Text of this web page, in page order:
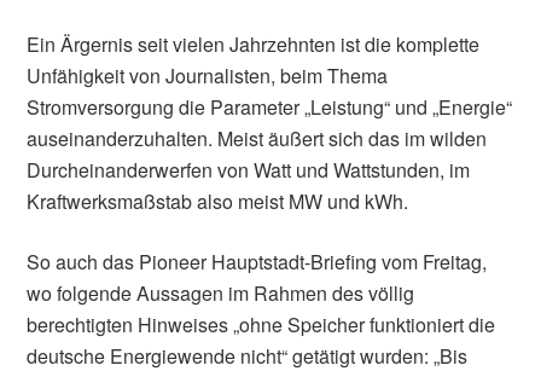
Ein Ärgernis seit vielen Jahrzehnten ist die komplette
Unfähigkeit von Journalisten, beim Thema
Stromversorgung die Parameter „Leistung“ und „Energie“
auseinanderzuhalten. Meist äußert sich das im wilden
Durcheinanderwerfen von Watt und Wattstunden, im
Kraftwerksmaßstab also meist MW und kWh.
So auch das Pioneer Hauptstadt-Briefing vom Freitag,
wo folgende Aussagen im Rahmen des völlig
berechtigten Hinweises „ohne Speicher funktioniert die
deutsche Energiewende nicht“ getätigt wurden: „Bis